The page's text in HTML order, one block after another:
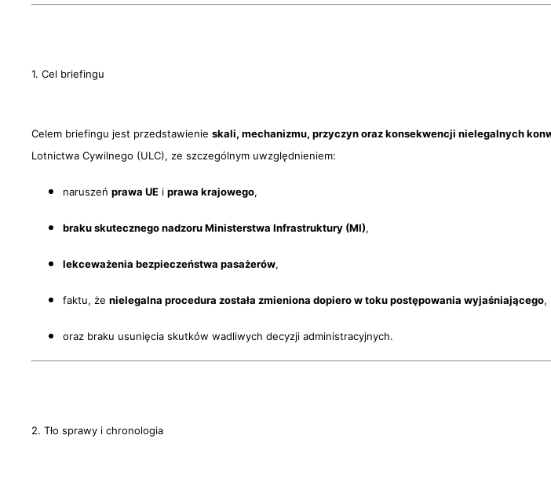
1. Cel briefingu
Celem briefingu jest przedstawienie skali, mechanizmu, przyczyn oraz konsekwencji nielegalnych
Lotnictwa Cywilnego (ULC), ze szczególnym uwzględnieniem:
naruszeń prawa UE i prawa krajowego,
braku skutecznego nadzoru Ministerstwa Infrastruktury (MI),
lekceważenia bezpieczeństwa pasażerów,
faktu, że nielegalna procedura została zmieniona dopiero w toku postępowania wyjaśniającego,
oraz braku usunięcia skutków wadliwych decyzji administracyjnych.
2. Tło sprawy i chronologia